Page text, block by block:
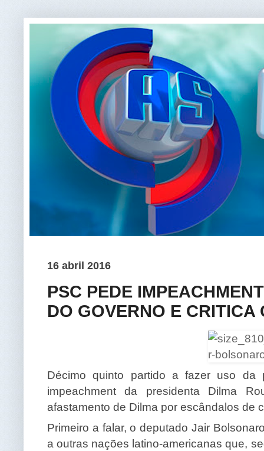
16 abril 2016
PSC PEDE
DO GOVERNO E CRITICA
Décimo quinto partido a fazer uso da
impeachment da presidenta Dilma
afastamento de Dilma por escândalos de
Primeiro a falar, o deputado Jair
a outras nações latino-americanas que,